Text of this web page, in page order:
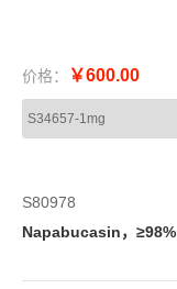
价格： ￥600.00
S80978
Napabucasin，≥98%